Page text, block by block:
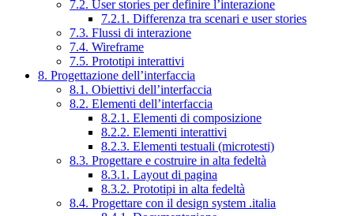
7.2. User stories per definire l’interazione
7.2.1. Differenza tra scenari e user stories
7.3. Flussi di interazione
7.4. Wireframe
7.5. Prototipi interattivi
8. Progettazione dell’interfaccia
8.1. Obiettivi dell’interfaccia
8.2. Elementi dell’interfaccia
8.2.1. Elementi di composizione
8.2.2. Elementi interattivi
8.2.3. Elementi testuali (microtesti)
8.3. Progettare e costruire in alta fedeltà
8.3.1. Layout di pagina
8.3.2. Prototipi in alta fedeltà
8.4. Progettare con il design system .italia